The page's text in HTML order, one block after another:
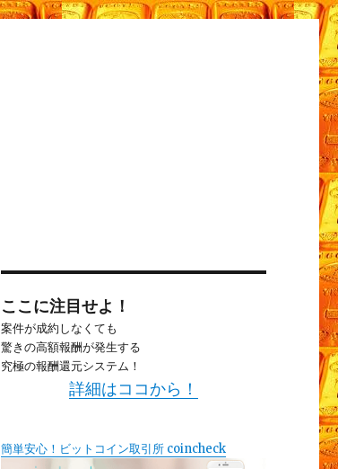
ここに注目せよ！
案件が成約しなくても
驚きの高額報酬が発生する
究極の報酬還元システム！
詳細はココから！
簡単安心！ビットコイン取引所 coincheck